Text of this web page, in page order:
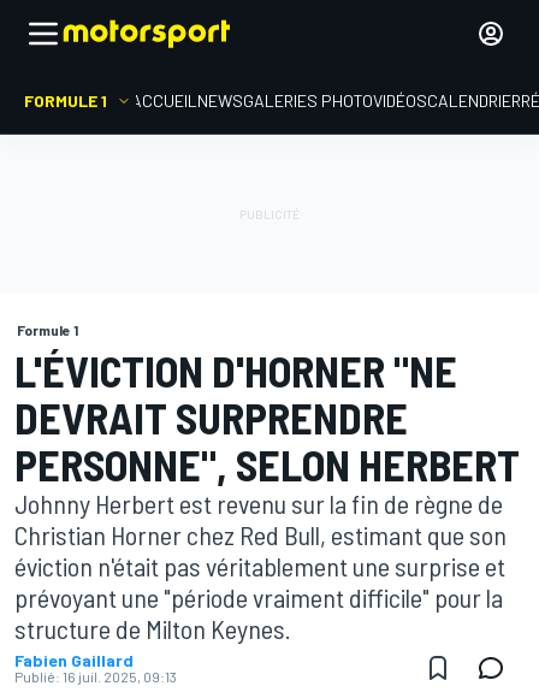
FORMULE 1 ACCUEIL NEWSGALERIES PHOTOVIDÉOSCALENDRIER
Formule 1
L'ÉVICTION D'HORNER "NE
DEVRAIT SURPRENDRE
PERSONNE", SELON HERBERT
Johnny Herbert est revenu sur la fin de règne de
Christian Horner chez Red Bull, estimant que son
éviction n'était pas véritablement une surprise et
prévoyant une "période vraiment difficile" pour la
structure de Milton Keynes.
Fabien Gaillard
Publié: 16 juil. 2025, 09:13